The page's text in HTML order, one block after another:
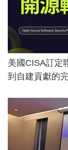
美國CISA訂定
到自建貢獻的